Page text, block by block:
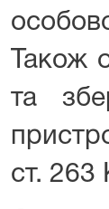
Також
та
ст. 263